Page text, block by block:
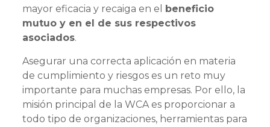
mayor eficacia y recaiga en el beneficio
mutuo y en el de sus respectivos
asociados.
Asegurar una correcta aplicación en materia
de cumplimiento y riesgos es un reto muy
importante para muchas empresas. Por ello, la
misión principal de la WCA es proporcionar a
todo tipo de organizaciones, herramientas para